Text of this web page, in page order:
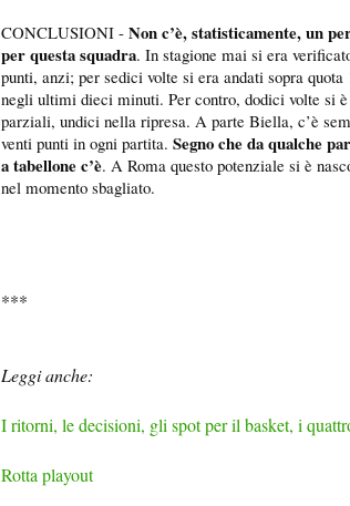
CONCLUSIONI - Non c’è, statisticamente, un
per questa squadra. In stagione mai si era
punti, anzi; per sedici volte si era andati sopra quota
negli ultimi dieci minuti. Per contro, dodici volte si
parziali, undici nella ripresa. A parte Biella, c’è
venti punti in ogni partita. Segno che da qualche
a tabellone c’è. A Roma questo potenziale si è
nel momento sbagliato.
***
Leggi anche:
I ritorni, le decisioni, gli spot per il basket, i
Rotta playout